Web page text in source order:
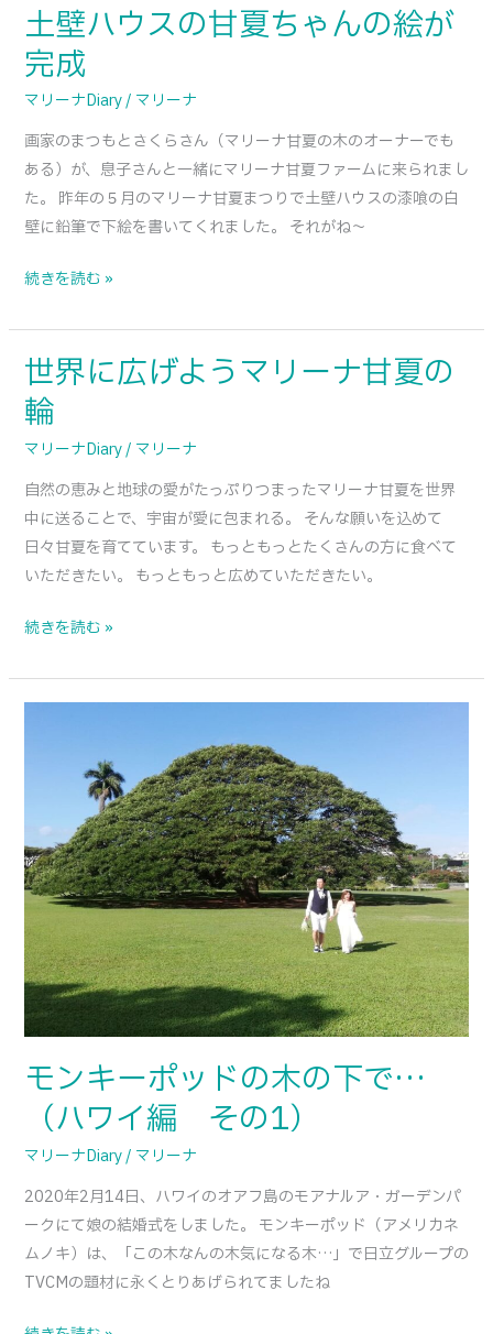
土壁ハウスの甘夏ちゃんの絵が
完成
マリーナDiary/ マリーナ
画家のまつもとさくらさん（マリーナ甘夏の木のオーナーでも
ある）が、息子さんと一緒にマリーナ甘夏ファームに来られまし
た。 昨年の５月のマリーナ甘夏まつりで土壁ハウスの漆喰の白
壁に鉛筆で下絵を書いてくれました。 それがね〜
が
完
成
続きを読む »
世界に広げようマリーナ甘夏の
輪
マリーナDiary/ マリーナ
自然の恵みと地球の愛がたっぷりつまったマリーナ甘夏を世界
中に送ることで、宇宙が愛に包まれる。 そんな願いを込めて
日々甘夏を育てています。 もっともっとたくさんの方に食べて
いただきたい。 もっともっと広めていただきたい。
世
界
に
広
げ
よ
う
マ
ー
甘
夏
続きを読む »
モンキーポッドの木の下で…
（ハワイ編 その1）
マリーナDiary/ マリーナ
2020年2月14日、ハワイのオアフ島のモアナルア・ガーデンパ
ークにて娘の結婚式をしました。 モンキーポッド（アメリカネ
ムノキ）は、「この木なんの木気になる木…」で日立グループの
TVCMの題材に永くとりあげられてましたね
ッ
ド
の
木
の
下
で…
ワ
編
の
1）